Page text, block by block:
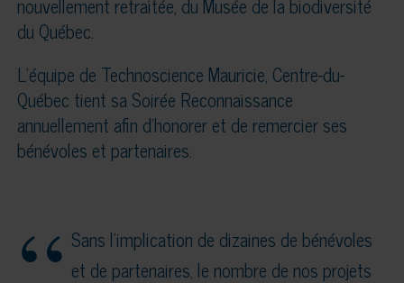
nouvellement retraitée, du Musée de la biodiversité
du Québec.
L’équipe de Technoscience Mauricie, Centre-du-
Québec tient sa Soirée Reconnaissance
annuellement afin d’honorer et de remercier ses
bénévoles et partenaires.
Sans l’implication de dizaines de bénévoles
et de partenaires, le nombre de nos projets